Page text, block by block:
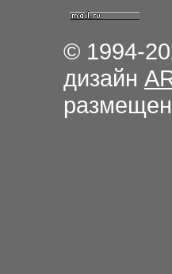
© 1994-
дизайн